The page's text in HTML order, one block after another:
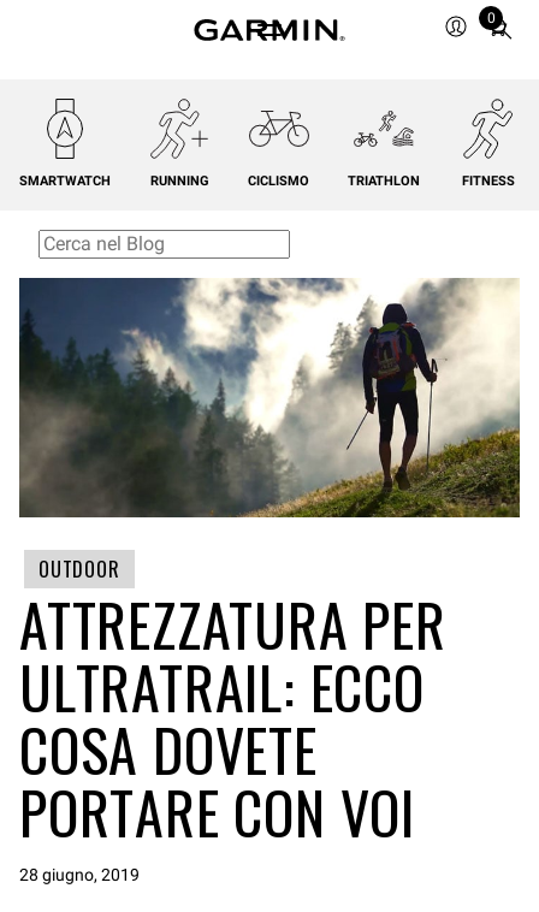
0
Total
cart:
0
SMARTWATCH RUNNING CICLISMO TRIATHLON FITNESS
OUTDOOR
ATTREZZATURA PER
ULTRATRAIL: ECCO
COSA DOVETE
PORTARE CON VOI
28 giugno, 2019